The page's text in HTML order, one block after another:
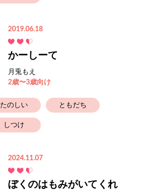
2019.06.18
かーしーて
月兎もえ
2歳〜3歳向け
たのしい ともだち
しつけ
2024.11.07
ぼくのはもみがいてくれ